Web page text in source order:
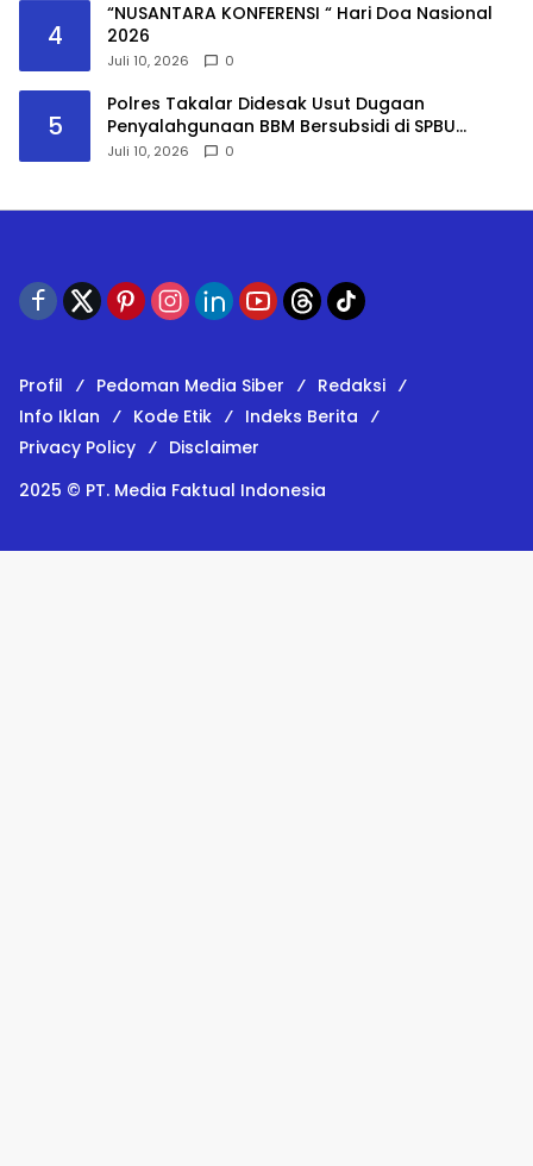
4
“NUSANTARA KONFERENSI “ Hari Doa Nasional
2026
Juli 10, 2026 0
5
Polres Takalar Didesak Usut Dugaan
Penyalahgunaan BBM Bersubsidi di SPBU
Panaikang
Juli 10, 2026 0
Profil Pedoman Media Siber
Redaksi
Info Iklan
Kode Etik
Indeks Berita
Privacy Policy
Disclaimer
2025 © PT. Media Faktual Indonesia